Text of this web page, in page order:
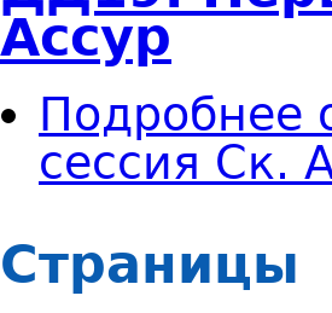
Ассур
Подробнее
сессия Ск.
Страницы